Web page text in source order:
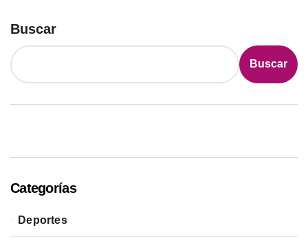
Buscar
Buscar
Categorías
Deportes